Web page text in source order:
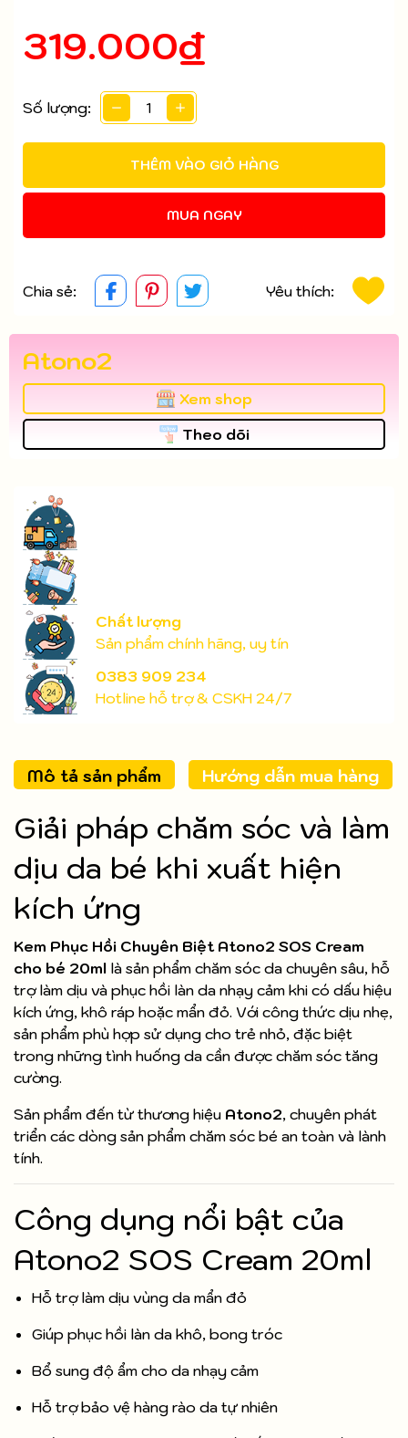
319.000₫
Số lượng:
THÊM VÀO GIỎ HÀNG
MUA NGAY
Mã giảm giá:
Chia sẻ: Yêu thích:
Atono2
Xem shop
Theo dõi
Chất lượng
Sản phẩm chính hãng, uy tín
0383 909 234
Hotline hỗ trợ & CSKH 24/7
Mô tả sản phẩm Hướng dẫn mua hàng
Giải pháp chăm sóc và làm
dịu da bé khi xuất hiện
kích ứng
Kem Phục Hồi Chuyên Biệt Atono2 SOS Cream
cho bé 20ml là sản phẩm chăm sóc da chuyên sâu, hỗ
trợ làm dịu và phục hồi làn da nhạy cảm khi có dấu hiệu
kích ứng, khô ráp hoặc mẩn đỏ. Với công thức dịu nhẹ,
sản phẩm phù hợp sử dụng cho trẻ nhỏ, đặc biệt
trong những tình huống da cần được chăm sóc tăng
cường.
Sản phẩm đến từ thương hiệu Atono2, chuyên phát
triển các dòng sản phẩm chăm sóc bé an toàn và lành
tính.
Công dụng nổi bật của
Atono2 SOS Cream 20ml
Hỗ trợ làm dịu vùng da mẩn đỏ
Giúp phục hồi làn da khô, bong tróc
Bổ sung độ ẩm cho da nhạy cảm
Hỗ trợ bảo vệ hàng rào da tự nhiên